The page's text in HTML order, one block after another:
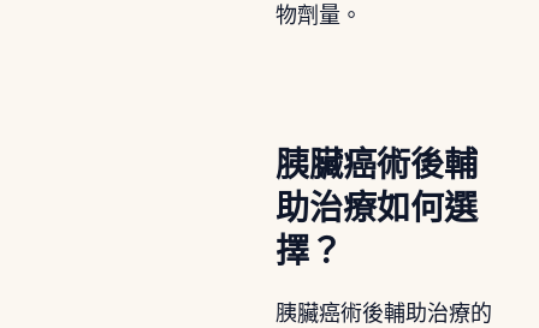
物劑量。
胰臟癌術後輔
助治療如何選
擇？
胰臟癌術後輔助治療的